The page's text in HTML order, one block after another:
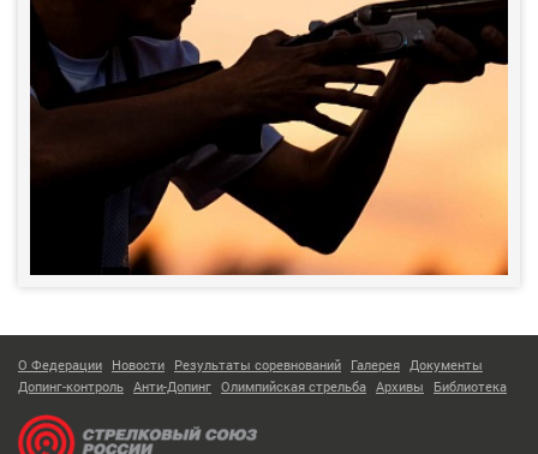
О Федерации Новости Результаты соревнований Галерея Документы
Допинг-контроль Анти-Допинг Олимпийская стрельба Архивы Библиотека